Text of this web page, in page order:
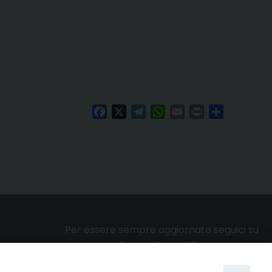
FacebookTelegramWhatsAppPrint